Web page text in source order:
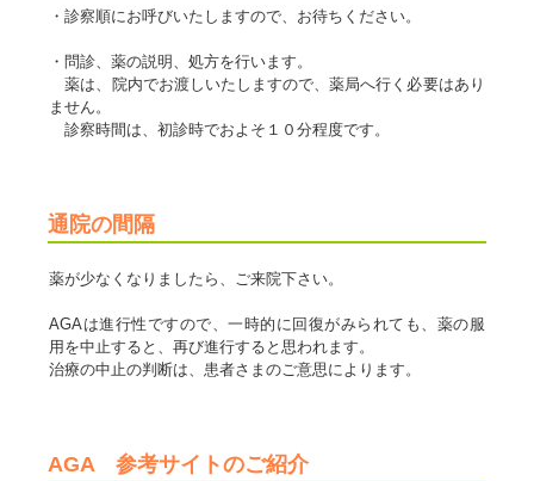
・診察順にお呼びいたしますので、お待ちください。
・問診、薬の説明、処方を行います。
薬は、院内でお渡しいたしますので、薬局へ行く必要はあり
ません。
診察時間は、初診時でおよそ１０分程度です。
通院の間隔
薬が少なくなりましたら、ご来院下さい。
AGAは進行性ですので、一時的に回復がみられても、薬の服
用を中止すると、再び進行すると思われます。
治療の中止の判断は、患者さまのご意思によります。
AGA 参考サイトのご紹介